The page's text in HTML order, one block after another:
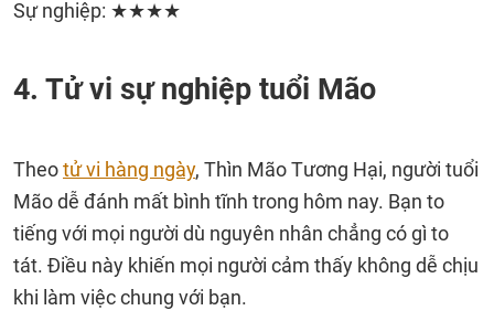
Sự nghiệp: ★★★★
4. Tử vi sự nghiệp tuổi Mão
Theotử vi hàng ngày, Thìn Mão Tương Hại, người tuổi
Mão dễ đánh mất bình tĩnh trong hôm nay. Bạn to
tiếng với mọi người dù nguyên nhân chẳng có gì to
tát. Điều này khiến mọi người cảm thấy không dễ chịu
khi làm việc chung với bạn.